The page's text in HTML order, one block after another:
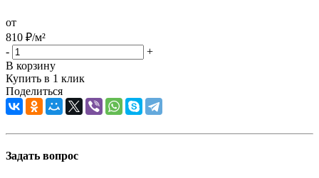
от
810 ₽/м²
-
+
В корзину
Купить в 1 клик
Поделиться
Задать вопрос